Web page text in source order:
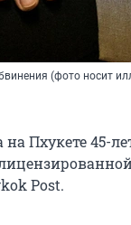
(фото носит
Пхукете 45-
Post.